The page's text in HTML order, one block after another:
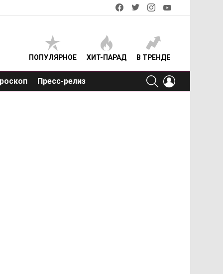
facebooktwitterinstagram
ПОПУЛЯРНОЕ ХИТ-ПАРАД В ТРЕНДЕ
Пресс-релиз
SEARCH